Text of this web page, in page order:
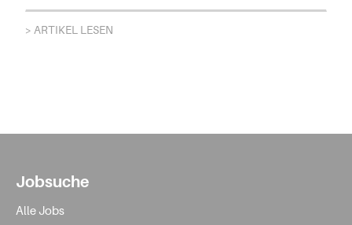
> ARTIKEL LESEN
Jobsuche
Alle Jobs